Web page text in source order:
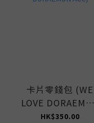
卡片零錢包 (WE
LOVE DORAEMON
ACC)
HK$350.00